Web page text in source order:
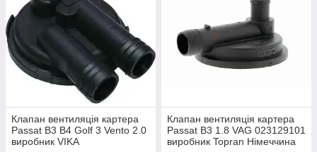
Клапан вентиляція картера
Passat B3 B4 Golf 3 Vento 2.0
виробник VIKA
Клапан вентиляція картера
Passat B3 1.8 VAG 023129101
виробник Topran Німеччина